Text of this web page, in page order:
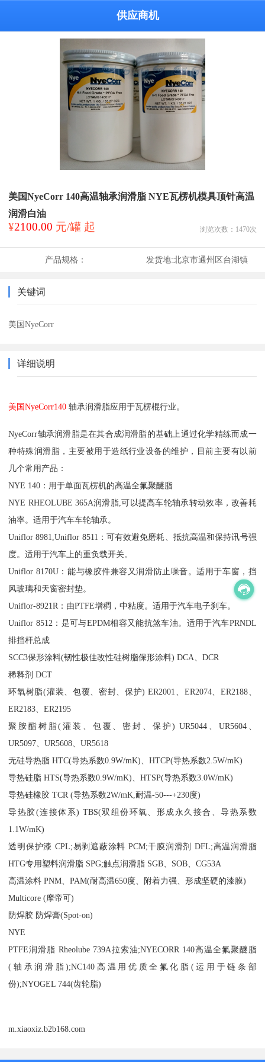
供应商机
美国NyeCorr 140高温轴承润滑脂 NYE瓦楞机模具顶针高温
润滑白油
¥2100.00 元/罐 起 浏览次数： 1470次
产品规格： 发货地:北京市通州区台湖镇
关键词
美国NyeCorr
详细说明
美国NyeCorr140轴承润滑脂应用于瓦楞棍行业。
NyeCorr轴承润滑脂是在其合成润滑脂的基础上通过化学精练而成一
种特殊润滑脂，主要被用于造纸行业设备的维护，目前主要有以前
几个常用产品：
NYE 140：用于单面瓦楞机的高温全氟聚醚脂
NYE RHEOLUBE 365A润滑脂,可以提高车轮轴承转动效率，改善耗
油率。适用于汽车车轮轴承。
Uniflor 8981,Uniflor 8511：可有效避免磨耗、抵抗高温和保持讯号强
度。适用于汽车上的重负载开关。
Uniflor 8170U：能与橡胶件兼容又润滑防止噪音。适用于车窗，挡
风玻璃和天窗密封垫。
Uniflor-8921R：由PTFE增稠，中粘度。适用于汽车电子刹车。
Uniflor 8512：是可与EPDM相容又能抗煞车油。适用于汽车PRNDL
排挡杆总成
SCC3保形涂料(韧性极佳改性硅树脂保形涂料) DCA、DCR
稀释剂 DCT
环氧树脂(灌装、包覆、密封、保护) ER2001、ER2074、ER2188、
ER2183、ER2195
聚胺酯树脂(灌装、包覆、密封、保护) UR5044、UR5604、
UR5097、UR5608、UR5618
无硅导热脂 HTC(导热系数0.9W/mK)、HTCP(导热系数2.5W/mK)
导热硅脂 HTS(导热系数0.9W/mK)、HTSP(导热系数3.0W/mK)
导热硅橡胶 TCR (导热系数2W/mK,耐温-50---+230度)
导热胶(连接体系) TBS(双组份环氧、形成永久接合、导热系数
1.1W/mK)
透明保护漆 CPL;易剥遮蔽涂料 PCM;干膜润滑剂 DFL;高温润滑脂
HTG专用塑料润滑脂 SPG;触点润滑脂 SGB、SOB、CG53A
高温涂料 PNM、PAM(耐高温650度、附着力强、形成坚硬的漆膜)
Multicore (摩帝可)
防焊胶 防焊膏(Spot-on)
NYE
PTFE润滑脂 Rheolube 739A拉索油;NYECORR 140高温全氟聚醚脂
(轴承润滑脂);NC140高温用优质全氟化脂(运用于链条部
份);NYOGEL 744(齿轮脂)
m.xiaoxiz.b2b168.com